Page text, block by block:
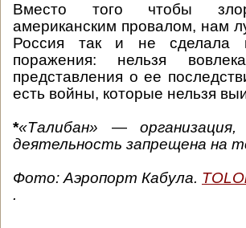
Вместо того чтобы
американским провалом, нам
Россия так и не сделала
поражения: нельзя
представления о ее
есть войны, которые нельзя
*«Талибан» —
деятельность запрещена на
Фото: Аэропорт Кабула.
.